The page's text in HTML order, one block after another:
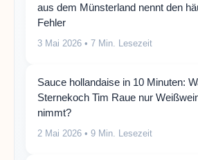
aus dem Münsterland nennt den
Fehler
3 Mai 2026 • 7 Min. Lesezeit
Sauce hollandaise in 10 Minuten:
Sternekoch Tim Raue nur
nimmt?
2 Mai 2026 • 9 Min. Lesezeit